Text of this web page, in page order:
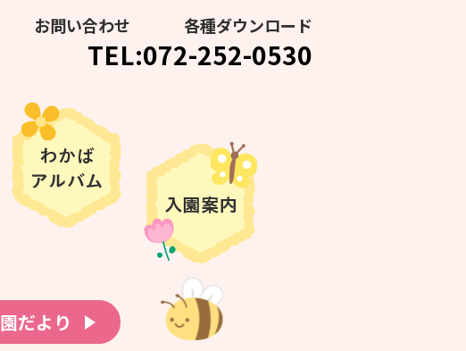
お問い合わせ 各種ダウンロード
TEL:072-252-0530
園だより